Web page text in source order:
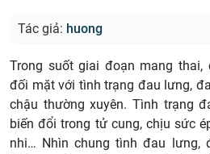
Tác giả: huong
Trong suốt giai đoạn mang thai,
đối mặt với tình trạng đau lưng,
chậu thường xuyên. Tình trạng
biến đổi trong tử cung, chịu sức
nhi… Nhìn chung tình đau lưng,